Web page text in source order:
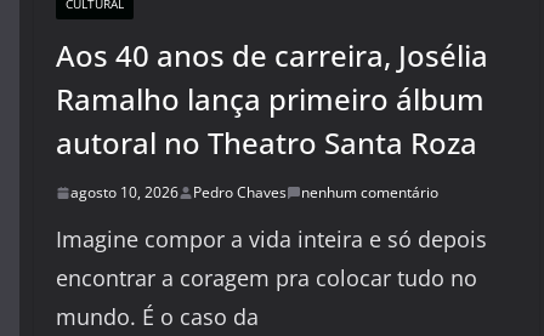
CULTURAL
Aos 40 anos de carreira, Josélia
Ramalho lança primeiro álbum
autoral no Theatro Santa Roza
agosto 10, 2026 Pedro Chaves nenhum comentário
Imagine compor a vida inteira e só depois
encontrar a coragem pra colocar tudo no
mundo. É o caso da